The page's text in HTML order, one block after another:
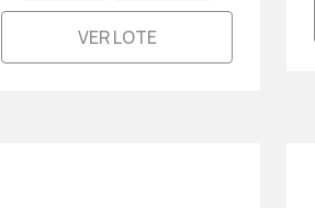
VER LOTE